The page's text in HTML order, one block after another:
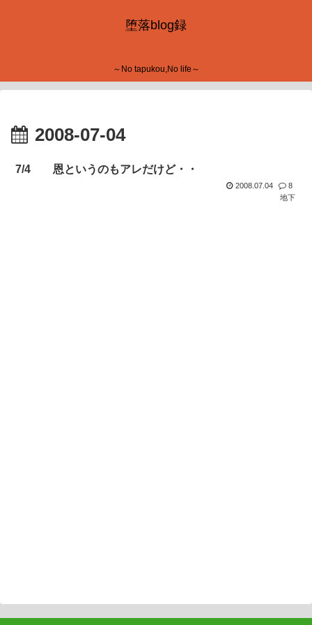
堕落blog録
～No tapukou,No life～
2008-07-04
7/4 恩というのもアレだけど・・
2008.07.04
8
地下